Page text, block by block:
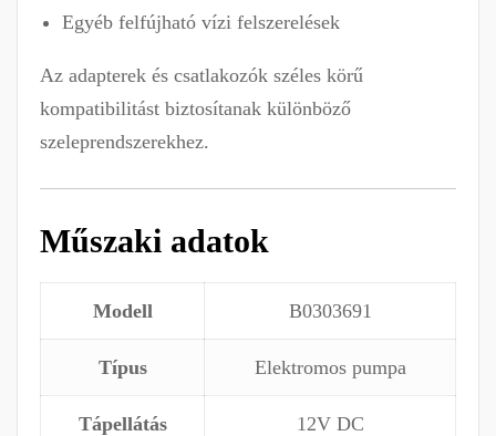
Egyéb felfújható vízi felszerelések
Az adapterek és csatlakozók széles körű
kompatibilitást biztosítanak különböző
szeleprendszerekhez.
Műszaki adatok
Modell B0303691
Típus Elektromos pumpa
Tápellátás 12V DC